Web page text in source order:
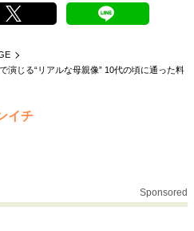
演じる“リアルな母親像” 10代の頃に通った料
イチ
Sponsored